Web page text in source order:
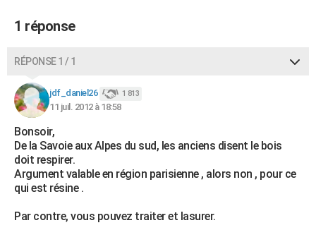
S'inscrire
Se connecter
Lycées
Collèges
Primaires
Universités
Entreprises
Service militaire
Avis de recherche
AVIS DE DÉCÈS
FORUM
Bricolage
Lifestyle
Culture
Sport
Auto
Television
Voyage
Cinema
1 réponse
RÉPONSE 1 / 1
jdf_daniel26 1 813
11 juil. 2012 à 18:58
Bonsoir,
De la Savoie aux Alpes du sud, les anciens disent le bois
doit respirer.
Argument valable en région parisienne , alors non , pour ce
qui est résine .
Par contre, vous pouvez traiter et lasurer.